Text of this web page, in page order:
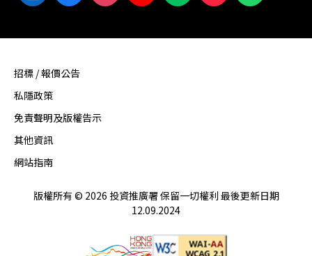
招標 / 報價公告
私隱政策
免責聲明及版權告示
其他資訊
網站指南
版權所有 © 2026 投資推廣署 保留一切權利 最後更新日期
12.09.2024